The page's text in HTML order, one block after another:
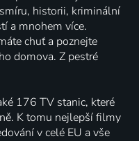
historii, kriminální
a mnohem více.
chuť a poznejte
domova. Z pestré
176 TV stanic, které
K tomu nejlepší filmy
v celé EU a vše